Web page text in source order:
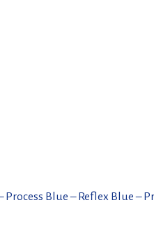
Blue – Reflex Blue –